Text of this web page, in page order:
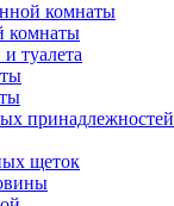
комнаты
комнаты
туалета
принадлежностей
щеток